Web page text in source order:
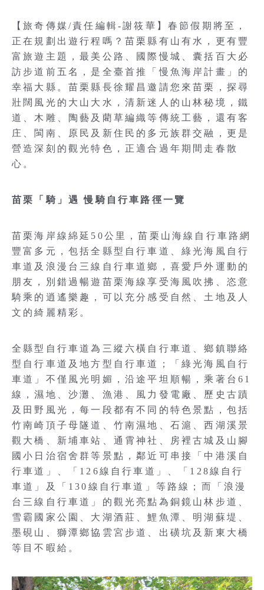
【旅奇傳媒/責任編輯-謝筱華】春節假期將至，
正在規劃出遊行程嗎？苗栗縣有山有水，更有豐
富旅遊主題，最美公路、國際慢城、囊括百大必
訪步道前五名，是全臺首推「慢魚海岸計畫」的
幸福大縣。苗栗縣長徐耀昌邀請您來苗栗，探尋
壯闊風光的大山大水，清新迷人的山林秘境，鐵
道、木雕、陶藝及藺草編織等傳統工藝，還有客
庄、閩南、原民及新住民的多元族群交融，更是
營造深刻的觀光特色，正適合過年期間走春散
心。
苗栗「騎」遇 慢騎自行車路徑一覽
苗栗海岸線綿延50公里，苗栗山海線自行車路網
豐富多元，包括全縣型自行車道、綠光海風自行
車道及浪漫台三線自行車道鄉，喜愛戶外運動的
朋友，別錯過暢遊苗栗海線享受海風吹拂、恣意
騎乘的逍遙樂趣，可以充分感受自然、土地及人
文的綺麗精彩。
全縣型自行車道為三縱六橫自行車道、鄉鎮聯絡
型自行車道及地方型自行車道；「綠光海風自行
車道」不僅風光明媚，沿途平坦順暢，乘著台61
線，濕地、沙灘、漁港、風力發電廠、歷史古蹟
及田野風光，每一段都有不同的特色景點，包括
竹南崎頂子母隧道、竹南濕地、石滬、西湖溪景
觀大橋、新埔車站、通霄神社、房裡古城及山腳
國小日治宿舍群等景點，鄰近可串接「中港溪自
行車道」、「126線自行車道」、「128線自行
車道」及「130線自行車道」等路線；而「浪漫
台三線自行車道」的觀光亮點為銅鏡山林步道、
雪霸國家公園、大湖酒莊、鯉魚潭、明湖蘇堤、
墨硯山、獅潭鄉協雲宮步道、出磺坑及新東大橋
等目不暇給。